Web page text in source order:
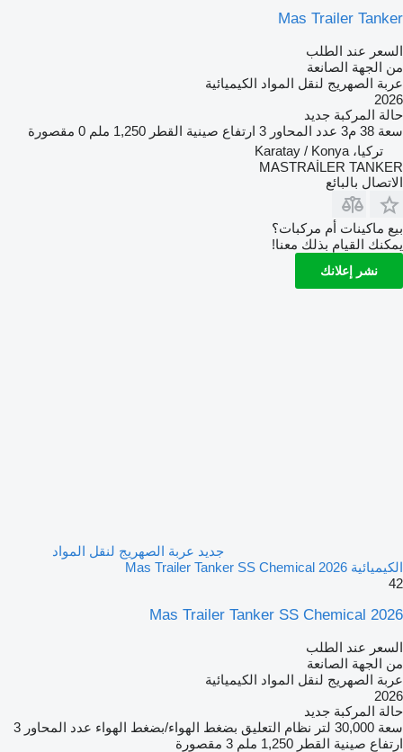
Mas Trailer Tanker
السعر عند الطلب
من الجهة الصانعة
عربة الصهريج لنقل المواد الكيميائية
2026
حالة المركبة جديد
سعة 38 م3 عدد المحاور 3 ارتفاع صينية القطر 1,250 ملم
0 مقصورة
تركيا، Karatay / Konya
MASTRAİLER TANKER
الاتصال بالبائع
بيع ماكينات أم مركبات؟
يمكنك القيام بذلك معنا!
نشر إعلانك
جديد عربة الصهريج لنقل المواد
الكيميائية Mas Trailer Tanker SS Chemical 2026
42
Mas Trailer Tanker SS Chemical 2026
السعر عند الطلب
من الجهة الصانعة
عربة الصهريج لنقل المواد الكيميائية
2026
حالة المركبة جديد
سعة 30,000 لتر نظام التعليق بضغط الهواء/بضغط الهواء عدد المحاور 3
ارتفاع صينية القطر 1,250 ملم
3 مقصورة